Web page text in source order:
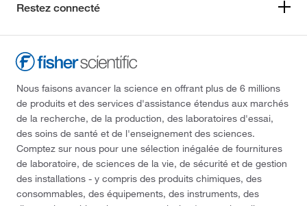
Restez connecté
Nous faisons avancer la science en offrant plus de 6 millions
de produits et des services d'assistance étendus aux marchés
de la recherche, de la production, des laboratoires d'essai,
des soins de santé et de l'enseignement des sciences.
Comptez sur nous pour une sélection inégalée de fournitures
de laboratoire, de sciences de la vie, de sécurité et de gestion
des installations - y compris des produits chimiques, des
consommables, des équipements, des instruments, des